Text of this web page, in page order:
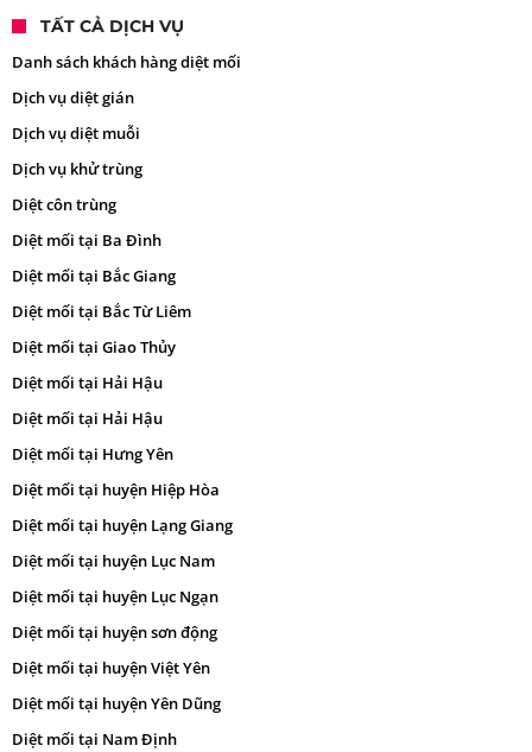
TẤT CẢ DỊCH VỤ
Danh sách khách hàng diệt mối
Dịch vụ diệt gián
Dịch vụ diệt muỗi
Dịch vụ khử trùng
Diệt côn trùng
Diệt mối tại Ba Đình
Diệt mối tại Bắc Giang
Diệt mối tại Bắc Từ Liêm
Diệt mối tại Giao Thủy
Diệt mối tại Hải Hậu
Diệt mối tại Hải Hậu
Diệt mối tại Hưng Yên
Diệt mối tại huyện Hiệp Hòa
Diệt mối tại huyện Lạng Giang
Diệt mối tại huyện Lục Nam
Diệt mối tại huyện Lục Ngạn
Diệt mối tại huyện sơn động
Diệt mối tại huyện Việt Yên
Diệt mối tại huyện Yên Dũng
Diệt mối tại Nam Định